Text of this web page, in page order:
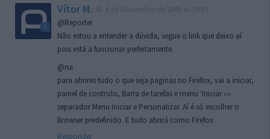
Vítor M.
@Reporter
Não estou a entender a dúvida, segue o link que deixo aí
pois está a funcionar perfeitamente.
@rui
para abrires tudo o que seja paginas no Firefox, vai a iniciar,
painel de controlo, Barra de tarefas e menu ‘Iniciar »»
separador Menu Iniciar e Personalizar. Aí é só escolher o
Browser predefinido. E tudo abrirá como Firefox.
Responder